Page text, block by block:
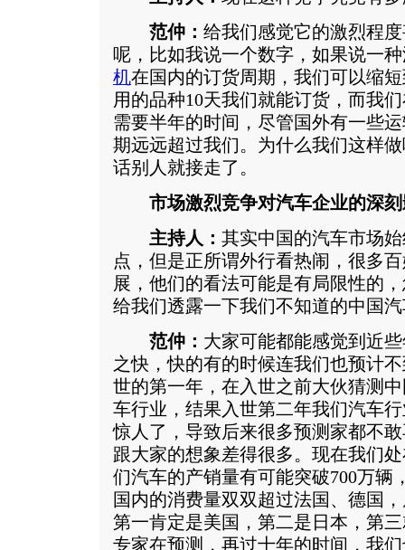
范仲： 给我们感觉它的激烈程
呢，比如我说一个数字，如果说一
机在国内的订货周期，我们可以缩
用的品种10天我们就能订货，而我
需要半年的时间，尽管国外有一些
期远远超过我们。为什么我们这样
话别人就接走了。
市场激烈竞争对汽车企业的深
主持人： 其实中国的汽车市场
点，但是正所谓外行看热闹，很多
展，他们的看法可能是有局限性的
给我们透露一下我们不知道的中国
范仲： 大家可能都能感觉到近
之快，快的有的时候连我们也预计
世的第一年，在入世之前大伙猜测
车行业，结果入世第二年我们汽车
惊人了，导致后来很多预测家都不
跟大家的想象差得很多。现在我们
们汽车的产销量有可能突破700万辆
国内的消费量双双超过法国、德国
第一肯定是美国，第二是日本，第
专家在预测，再过十年的时间，我